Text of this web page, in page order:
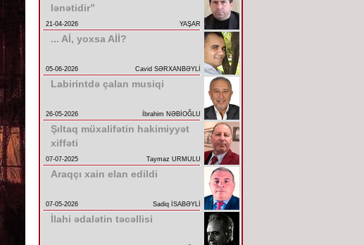
lənətidir”
21-04-2026 YAŞAR
... Aİ, yoxsa Aİİ?
05-06-2026 Cavid SƏRXANBƏYLİ
Labirintdə çalan musiqi
26-05-2026 İbrahim NƏBİOĞLU
Şıltaq müxalifətin hakimiyyət
xiffəti
07-07-2025 Taymaz URMULU
Araqçı xain elan edildi
07-05-2026 Sadiq İSABƏYLİ
İlahi ədalətin təcəllisi